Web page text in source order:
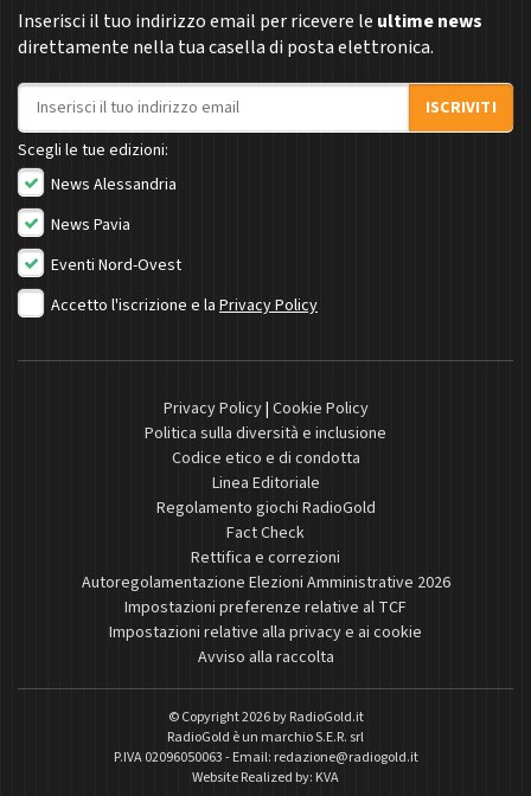
Inserisci il tuo indirizzo email per ricevere le ultime news
direttamente nella tua casella di posta elettronica.
Indirizzo email
ISCRIVITI
Scegli le tue edizioni:
News Alessandria
News Pavia
Eventi Nord-Ovest
Accetto l'iscrizione e la Privacy Policy
Privacy Policy| Cookie Policy
Politica sulla diversità e inclusione
Codice etico e di condotta
Linea Editoriale
Regolamento giochi RadioGold
Fact Check
Rettifica e correzioni
Autoregolamentazione Elezioni Amministrative 2026
Impostazioni preferenze relative al TCF
Impostazioni relative alla privacy e ai cookie
Avviso alla raccolta
© Copyright 2026 byRadioGold.it
RadioGold è un marchio S.E.R. srl
P.IVA 02096050063 - Email: redazione@radiogold.it
Website Realized by: KVA